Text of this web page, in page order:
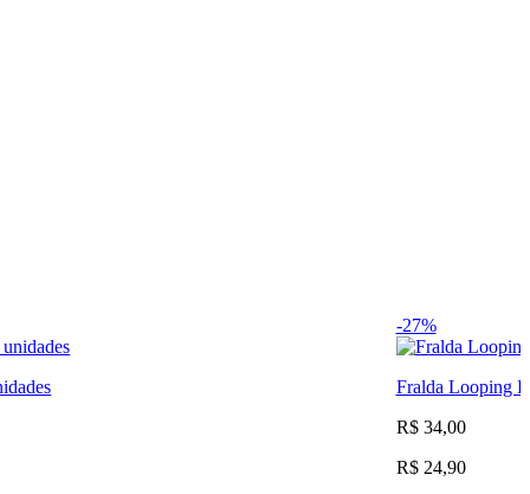
-27%
Fralda Looping
R$ 34,00
R$ 24,90